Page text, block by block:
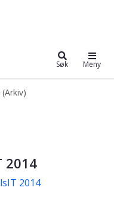
Søk Meny
2014
2014